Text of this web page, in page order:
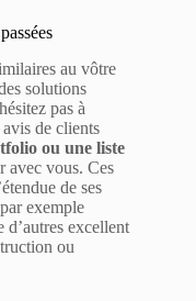
au vôtre
solutions
pas à
de clients
ou une liste
avec vous. Ces
de ses
exemple
d’autres excellent
ou